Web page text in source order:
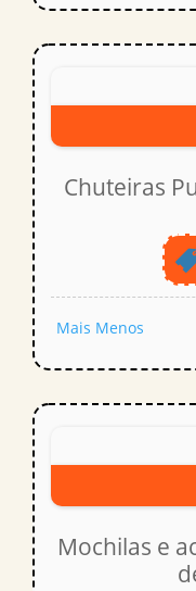
Chuteiras
Mais Menos
Mochilas e